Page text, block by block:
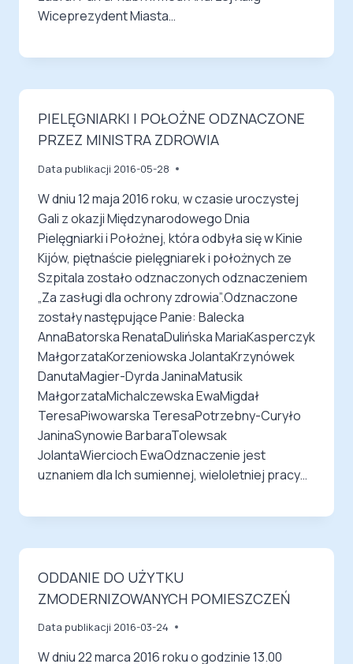
Wiceprezydent Miasta…
PIELĘGNIARKI I POŁOŻNE ODZNACZONE
PRZEZ MINISTRA ZDROWIA
Data publikacji 2016-05-28
W dniu 12 maja 2016 roku, w czasie uroczystej
Gali z okazji Międzynarodowego Dnia
Pielęgniarki i Położnej, która odbyła się w Kinie
Kijów, piętnaście pielęgniarek i położnych ze
Szpitala zostało odznaczonych odznaczeniem
„Za zasługi dla ochrony zdrowia”.Odznaczone
zostały następujące Panie: Balecka
AnnaBatorska RenataDulińska MariaKasperczyk
MałgorzataKorzeniowska JolantaKrzynówek
DanutaMagier-Dyrda JaninaMatusik
MałgorzataMichalczewska EwaMigdał
TeresaPiwowarska TeresaPotrzebny-Curyło
JaninaSynowie BarbaraTolewsak
JolantaWiercioch EwaOdznaczenie jest
uznaniem dla Ich sumiennej, wieloletniej pracy…
ODDANIE DO UŻYTKU
ZMODERNIZOWANYCH POMIESZCZEŃ
Data publikacji 2016-03-24
W dniu 22 marca 2016 roku o godzinie 13.00